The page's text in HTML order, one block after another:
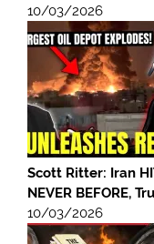
10/03/2026
Scott Ritter: Iran
NEVER BEFORE,
10/03/2026